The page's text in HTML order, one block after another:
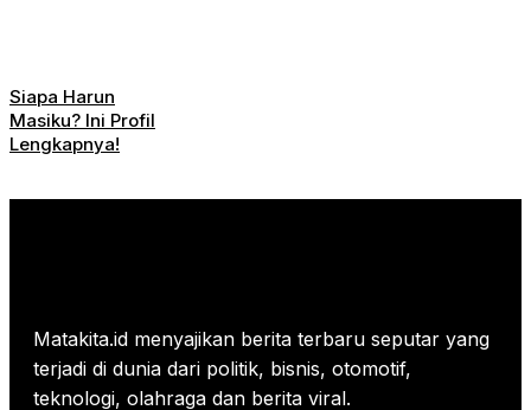
Siapa Harun
Masiku? Ini Profil
Lengkapnya!
Matakita.id menyajikan berita terbaru seputar yang
terjadi di dunia dari politik, bisnis, otomotif,
teknologi, olahraga dan berita viral.